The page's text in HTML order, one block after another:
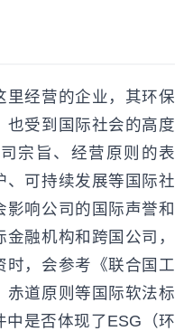
里经营的企业，其环保
也受到国际社会的高度
宗旨、经营原则的表
、可持续发展等国际社
响公司的国际声誉和
融机构和跨国公司，
时，会参考《联合国工
赤道原则等国际软法标
是否体现了ESG（环